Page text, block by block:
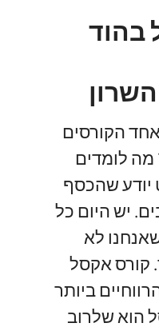
הקורסים
לומדים
יודע שהכסף
יש היום כל
לא
קורס אקסל
ביותר
הוא שלרוב